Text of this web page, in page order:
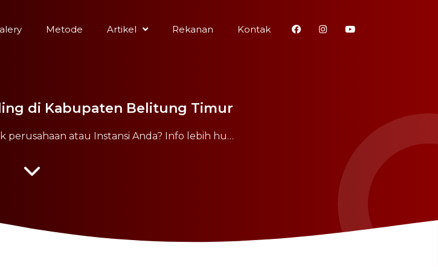
Metode Artikel Rekanan Kontak
di Kabupaten Belitung Timur
perusahaan atau Instansi Anda? Info lebih hu…